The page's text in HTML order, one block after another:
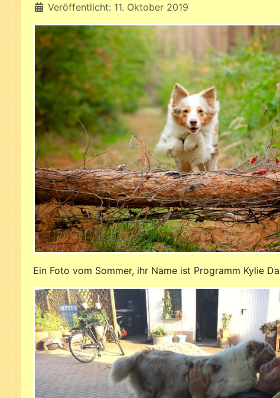
Veröffentlicht: 11. Oktober 2019
Ein Foto vom Sommer, ihr Name ist Programm Kylie